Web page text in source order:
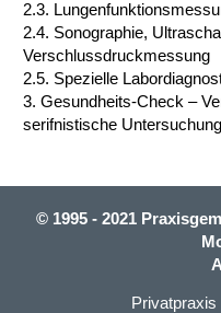
2.3.
2.4. Sonographie,
Verschlussdruckmessung
2.5. Spezielle
3. Gesundheits-Check –
serifnistische
© 1995 - 2021